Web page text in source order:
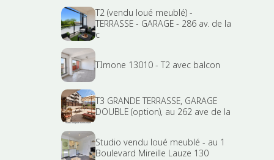
T2 (vendu loué meublé) -
TERRASSE - GARAGE - 286 av. de la
c
TImone 13010 - T2 avec balcon
T3 GRANDE TERRASSE, GARAGE
DOUBLE (option), au 262 ave de la
Studio vendu loué meublé - au 1
Boulevard Mireille Lauze 130